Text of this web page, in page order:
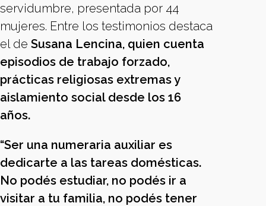
servidumbre, presentada por 44
mujeres. Entre los testimonios destaca
el de Susana Lencina, quien cuenta
episodios de trabajo forzado,
prácticas religiosas extremas y
aislamiento social desde los 16
años.
“Ser una numeraria auxiliar es
dedicarte a las tareas domésticas.
No podés estudiar, no podés ir a
visitar a tu familia, no podés tener